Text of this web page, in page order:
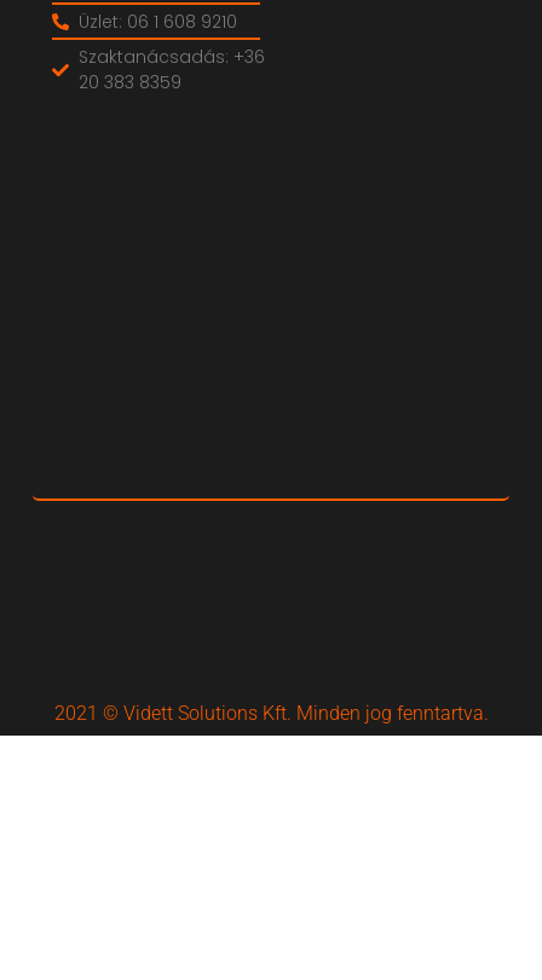
Üzlet: 06 1 608 9210
Szaktanácsadás: +36
20 383 8359
2021 © Vidett Solutions Kft. Minden jog fenntartva.